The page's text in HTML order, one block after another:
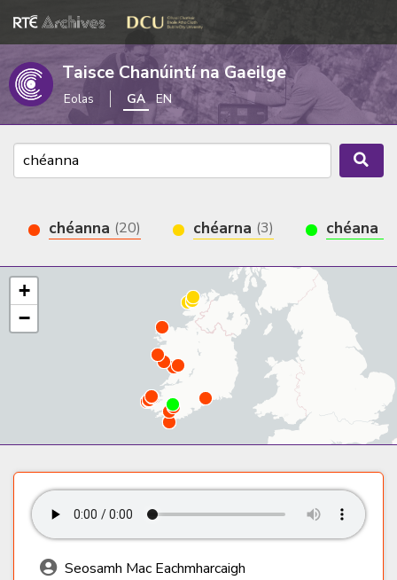
Taisce Chanúintí na Gaeilge
Eolas GA EN
chéanna (20) chéarna (3) chéana
+
−
Seosamh Mac Eachmharcaigh